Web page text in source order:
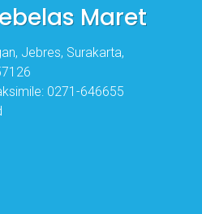
Maret
Jebres, Surakarta,
0271-646655